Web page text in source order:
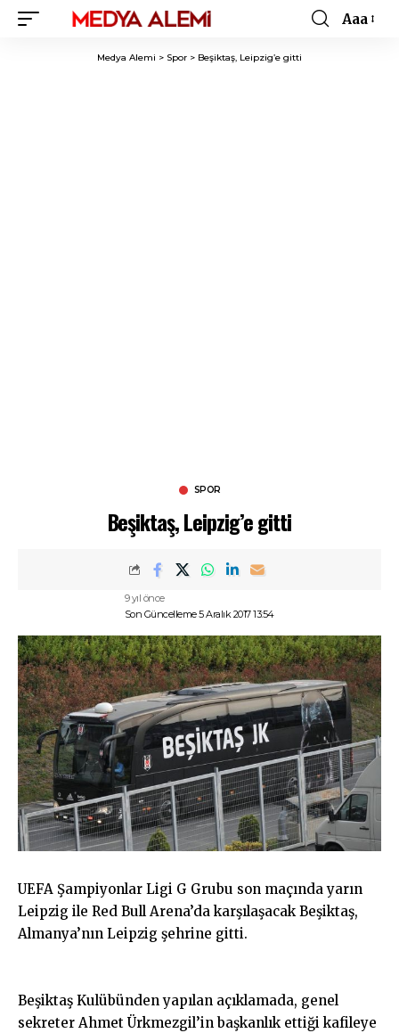
Font
Aaa
Medya Alemi > Spor > Beşiktaş, Leipzig’e gitti
SPOR
Beşiktaş, Leipzig’e gitti
Son Güncelleme 5 Aralık 2017 13:54
9 yıl önce
UEFA Şampiyonlar Ligi G Grubu son maçında yarın
Leipzig ile Red Bull Arena’da karşılaşacak Beşiktaş,
Almanya’nın Leipzig şehrine gitti.
Beşiktaş Kulübünden yapılan açıklamada, genel
sekreter Ahmet Ürkmezgil’in başkanlık ettiği kafileye